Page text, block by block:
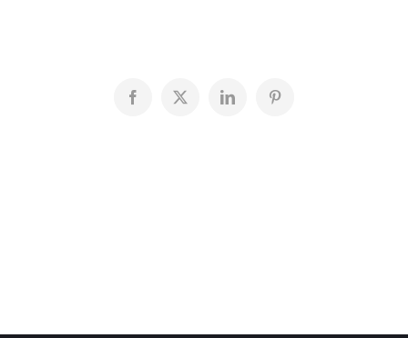
Facebook
X LinkedInPinterest